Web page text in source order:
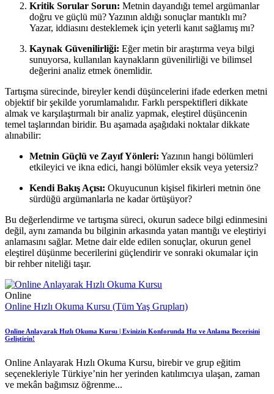
Kritik Sorular Sorun: Metnin dayandığı temel argümanlar
doğru ve güçlü mü? Yazının aldığı sonuçlar mantıklı mı?
Yazar, iddiasını desteklemek için yeterli kanıt sağlamış mı?
Kaynak Güvenilirliği: Eğer metin bir araştırma veya bilgi
sunuyorsa, kullanılan kaynakların güvenilirliği ve bilimsel
değerini analiz etmek önemlidir.
Tartışma sürecinde, bireyler kendi düşüncelerini ifade ederken metni
objektif bir şekilde yorumlamalıdır. Farklı perspektifleri dikkate
almak ve karşılaştırmalı bir analiz yapmak, eleştirel düşüncenin
temel taşlarından biridir. Bu aşamada aşağıdaki noktalar dikkate
alınabilir:
Metnin Güçlü ve Zayıf Yönleri: Yazının hangi bölümleri
etkileyici ve ikna edici, hangi bölümler eksik veya yetersiz?
Kendi Bakış Açısı: Okuyucunun kişisel fikirleri metnin öne
sürdüğü argümanlarla ne kadar örtüşüyor?
Bu değerlendirme ve tartışma süreci, okurun sadece bilgi edinmesini
değil, aynı zamanda bu bilginin arkasında yatan mantığı ve eleştiriyi
anlamasını sağlar. Metne dair elde edilen sonuçlar, okurun genel
eleştirel düşünme becerilerini güçlendirir ve sonraki okumalar için
bir rehber niteliği taşır.
Online
Online Hızlı Okuma Kursu (Tüm Yaş Grupları)
Online Anlayarak Hızlı Okuma Kursu | Evinizin Konforunda Hız ve Anlama Becerisini
Geliştirin!
Online Anlayarak Hızlı Okuma Kursu, birebir ve grup eğitim
seçenekleriyle Türkiye’nin her yerinden katılımcıya ulaşan, zaman
ve mekân bağımsız öğrenme...